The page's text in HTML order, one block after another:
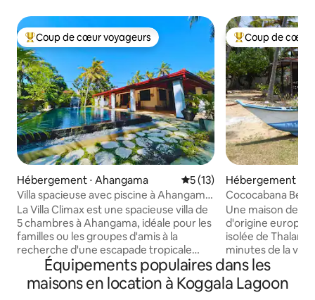
Coups de cœur voyageurs les plus appréciés
Coup de cœur voyageurs
Hébergement ⋅ Ahangama Évaluation moyenne sur la
5 (13)
Villa spacieuse avec piscine à Ahangama
près de la plage de Kathaluwa
La Villa Climax est une spacieuse villa de
5 chambres à Ahangama, idéale pour les
familles ou les groupes d'amis à la
recherche d'une escapade tropicale
détendue. Dotée d'une piscine privée,
d'un coin salon confortable et d'espaces
repas intérieurs et extérieurs, la villa
Coups de cœur
Coup de cœur
Hébergement
Cococabana
exclusive avec
Une maison de
d'origine
isolée de
minutes de la
proposant un
Parfait pour un
principale et la
Équipements populaires dans les
maisons en location à Koggala Lagoon